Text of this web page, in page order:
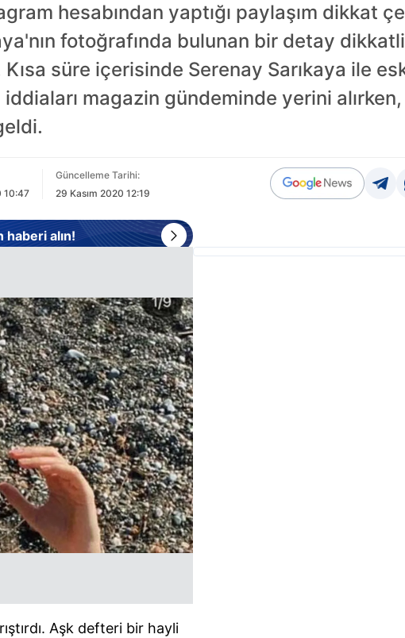
hesabından yaptığı paylaşım dikkat
fotoğrafında bulunan bir detay dikkatli
süre içerisinde Serenay Sarıkaya ile
iddiaları magazin gündeminde yerini
10:47
Güncelleme Tarihi:
29 Kasım 2020 12:19
alın!
Aşk defteri bir hayli